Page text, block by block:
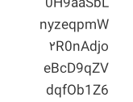
nyzeqpmW
۲R0nAdjo
eBcD9qZV
dqfOb1Z6